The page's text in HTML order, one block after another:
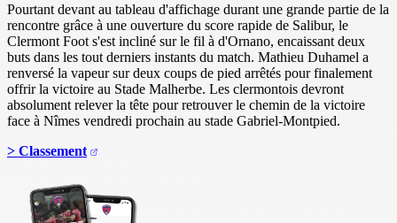
Pourtant devant au tableau d'affichage durant une grande partie de la
rencontre grâce à une ouverture du score rapide de Salibur, le
Clermont Foot s'est incliné sur le fil à d'Ornano, encaissant deux
buts dans les tout derniers instants du match. Mathieu Duhamel a
renversé la vapeur sur deux coups de pied arrêtés pour finalement
offrir la victoire au Stade Malherbe. Les clermontois devront
absolument relever la tête pour retrouver le chemin de la victoire
face à Nîmes vendredi prochain au stade Gabriel-Montpied.
> Classement